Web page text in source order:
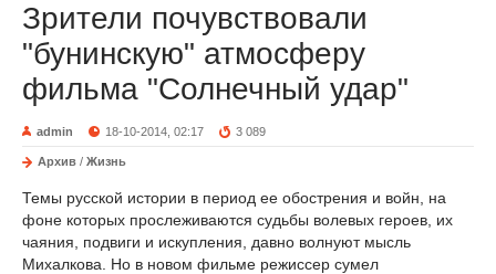
Зрители почувствовали
"бунинскую" атмосферу
фильма "Солнечный удар"
admin 18-10-2014, 02:17 3 089
Архив / Жизнь
Темы русской истории в период ее обострения и войн, на
фоне которых прослеживаются судьбы волевых героев, их
чаяния, подвиги и искупления, давно волнуют мысль
Михалкова. Но в новом фильме режиссер сумел